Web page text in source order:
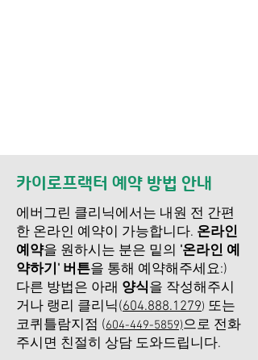
카이로프랙터 예약 방법 안내
에버그린 클리닉에서는 내원 전 간편
한 온라인 예약이 가능합니다. 온라인
예약을 원하시는 분은 밑의 '온라인 예
약하기' 버튼​을 통해 예약해주세요:)
다른 방법은 아래 양식을 작성해주시
거나 랭리 클리닉(604.888.1279) 또는
코퀴틀람지점 (604-449-5859)으로 전화
주시면 친절히 상담 도와드립니다.